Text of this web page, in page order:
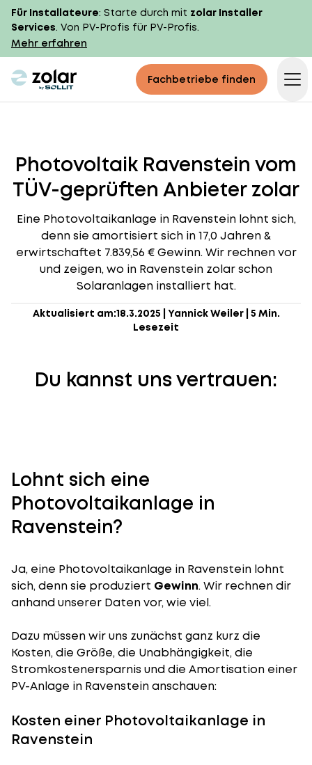
Für Installateure: Starte durch mit zolar Installer
Services. Von PV-Profis für PV-Profis.
Mehr erfahren
zolar logo Fachbetriebe finden
Photovoltaik Ravenstein vom
TÜV-geprüften Anbieter zolar
Eine Photovoltaikanlage in Ravenstein lohnt sich,
denn sie amortisiert sich in 17,0 Jahren &
erwirtschaftet 7.839,56 € Gewinn. Wir rechnen vor
und zeigen, wo in Ravenstein zolar schon
Solaranlagen installiert hat.
Aktualisiert am:18.3.2025 Yannick Weiler| 5 Min.
Lesezeit
Du kannst uns vertrauen:
Lohnt sich eine
Photovoltaikanlage in
Ravenstein?
Ja, eine Photovoltaikanlage in Ravenstein lohnt
sich, denn sie produziert Gewinn. Wir rechnen dir
anhand unserer Daten vor, wie viel.
Dazu müssen wir uns zunächst ganz kurz die
Kosten, die Größe, die Unabhängigkeit, die
Stromkostenersparnis und die Amortisation einer
PV-Anlage in Ravenstein anschauen:
Kosten einer Photovoltaikanlage in
Ravenstein